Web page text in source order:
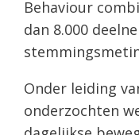
Behaviour
dan 8.000
Onder leiding
onderzochten